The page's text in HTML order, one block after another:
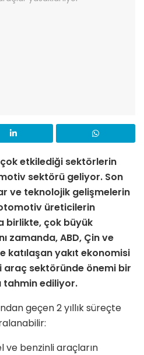
çok etkilediği sektörlerin
sektörü geliyor. Son
ve teknolojik gelişmelerin
otomotiv üreticilerin
birlikte, çok büyük
zamanda, ABD, Çin ve
katılaşan yakıt ekonomisi
araç sektöründe önemi bir
tahmin ediliyor.
geçen 2 yıllık süreçte
ve benzinli araçların